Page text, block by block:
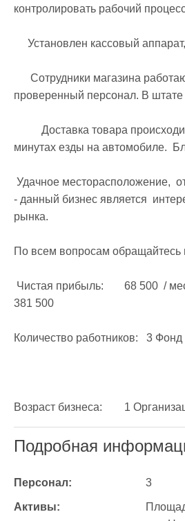
контролировать рабочий
проверенный персонал. В
минутах езды на автомобиле.
- данный бизнес является
рынка.
По всем вопросам обращайтесь
381 500
Количество работников:	3 Фонд з/п:	68 000  /мес.
Подробная
Персонал: 3
Активы:
Площадь